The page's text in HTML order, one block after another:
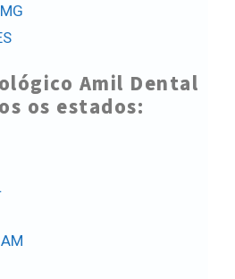
Amil Dental
os estados: